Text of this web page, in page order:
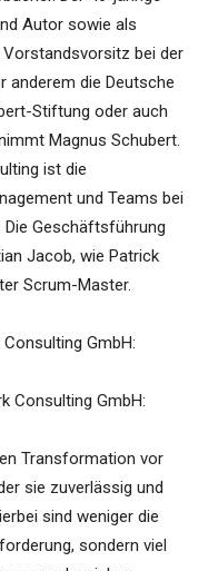
Autor sowie als
bei der
anderem die Deutsche
Stiftung oder auch
Magnus Schubert.
ist die
und Teams bei
Geschäftsführung
Jacob, wie Patrick
Scrum-Master.
GmbH:
Consulting GmbH:
Transformation vor
sie zuverlässig und
sind weniger die
sondern viel